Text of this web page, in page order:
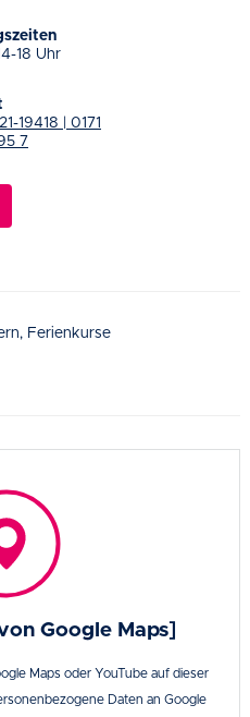
18 Uhr
19418 | 0171
7
Ferienkurse
Google Maps]
Maps oder YouTube auf dieser
Daten an Google